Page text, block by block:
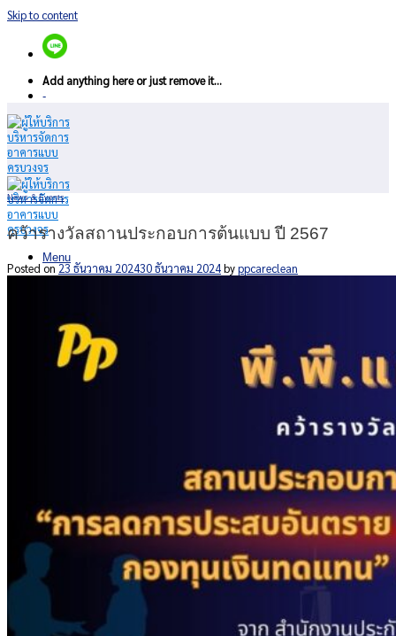
Skip to content
Add anything here or just remove it...
-
Menu
บริการของเรา
เรื่องราวดี ๆ
ข่าวสารและกิจกรรม
News & Events
คว้ารางวัลสถานประกอบการต้นแบบ ปี 2567
Posted on23 ธันวาคม 202430 ธันวาคม 2024byppcareclean